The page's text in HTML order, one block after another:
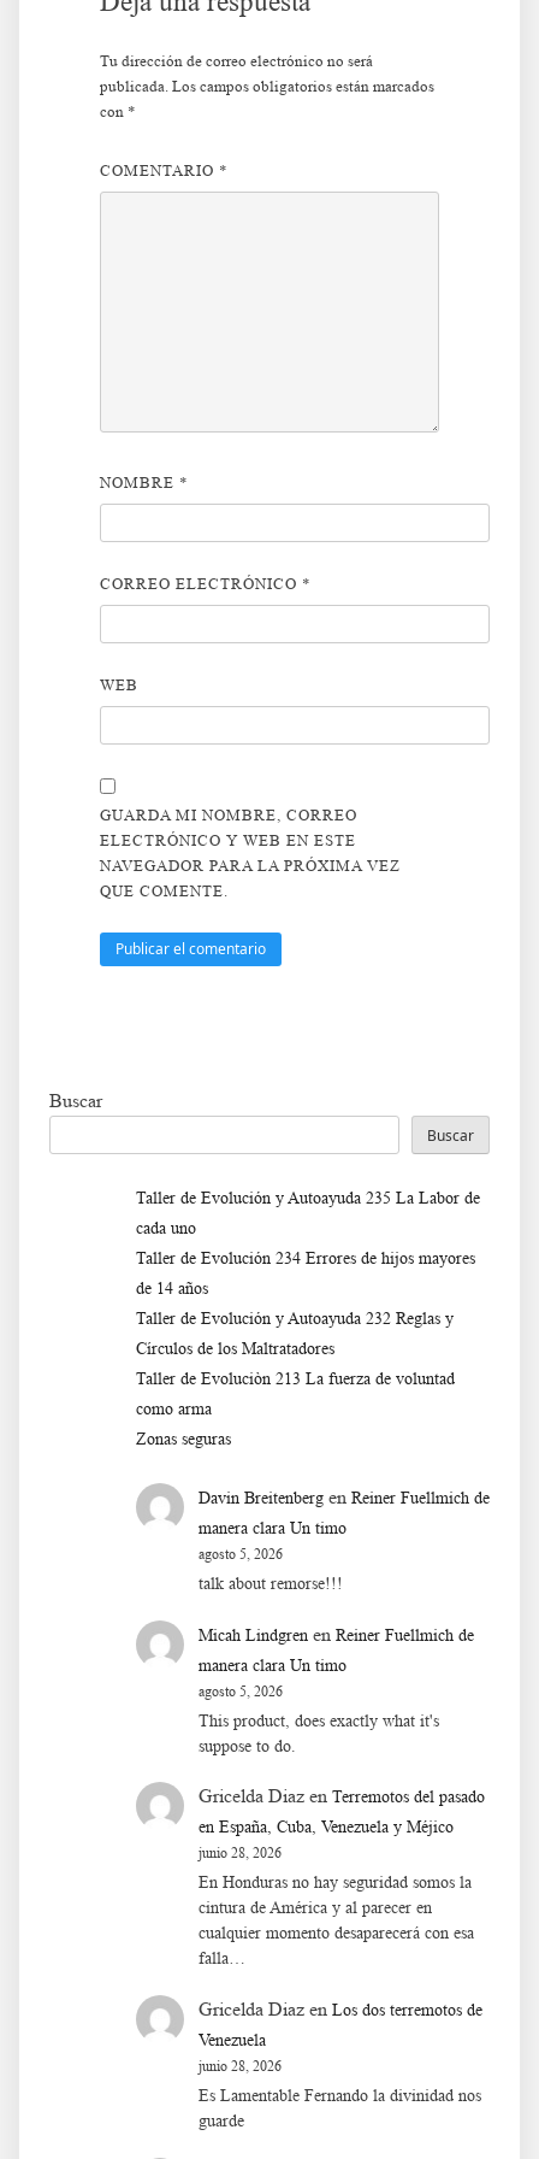
Tu dirección de correo electrónico no será
publicada. Los campos obligatorios están marcados
con *
COMENTARIO *
NOMBRE *
CORREO ELECTRÓNICO *
WEB
GUARDA MI NOMBRE, CORREO
ELECTRÓNICO Y WEB EN ESTE
NAVEGADOR PARA LA PRÓXIMA VEZ
QUE COMENTE.
Buscar
Buscar
Taller de Evolución y Autoayuda 235 La Labor de
cada uno
Taller de Evolución 234 Errores de hijos mayores
de 14 años
Taller de Evolución y Autoayuda 232 Reglas y
Círculos de los Maltratadores
Taller de Evoluciòn 213 La fuerza de voluntad
como arma
Zonas seguras
Davin Breitenberg en Reiner Fuellmich de
manera clara Un timo
agosto 5, 2026
talk about remorse!!!
Micah Lindgren en Reiner Fuellmich de
manera clara Un timo
agosto 5, 2026
This product, does exactly what it's
suppose to do.
Gricelda Diaz en Terremotos del pasado
en España, Cuba, Venezuela y Méjico
junio 28, 2026
En Honduras no hay seguridad somos la
cintura de América y al parecer en
cualquier momento desaparecerá con esa
falla…
Gricelda Diaz en Los dos terremotos de
Venezuela
junio 28, 2026
Es Lamentable Fernando la divinidad nos
guarde